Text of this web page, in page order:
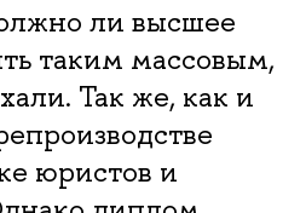
ли высшее
таким массовым,
Так же, как и
юристов и